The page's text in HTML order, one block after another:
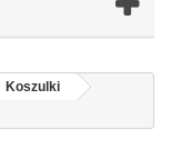
Koszulki